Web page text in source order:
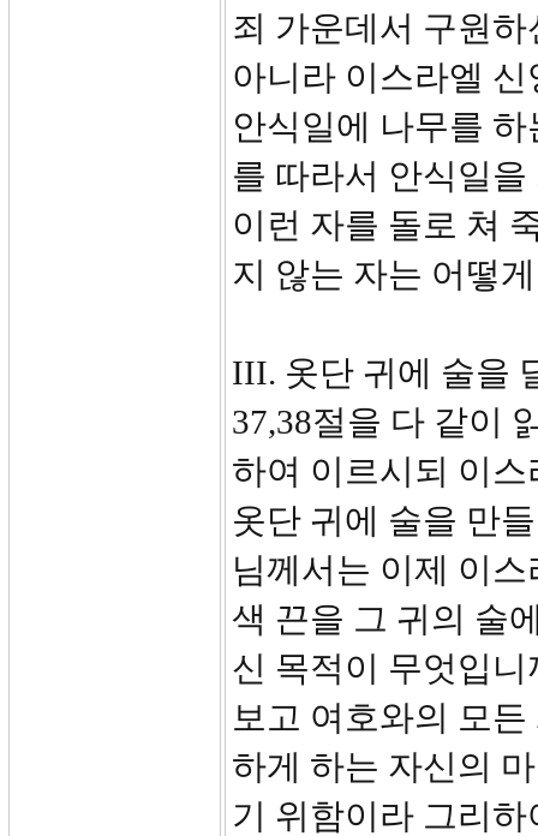
죄 가운데서 구원
아니라 이스라엘
안식일에 나무를
를 따라서 안식일
이런 자를 돌로 쳐
지 않는 자는 어떻
III. 옷단 귀에 술을
37,38절을 다 같이
하여 이르시되 이
옷단 귀에 술을 만
님께서는 이제 이
색 끈을 그 귀의 술
신 목적이 무엇입니
보고 여호와의 모
하게 하는 자신의
기 위함이라 그리